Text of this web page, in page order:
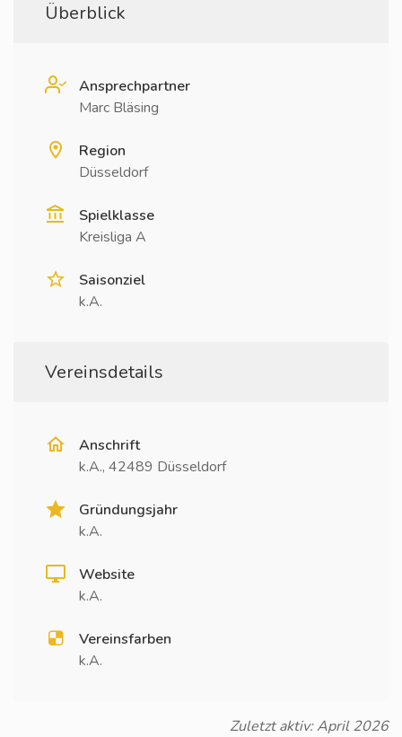
Überblick
Ansprechpartner
Marc Bläsing
Region
Düsseldorf
Spielklasse
Kreisliga A
Saisonziel
k.A.
Vereinsdetails
Anschrift
k.A., 42489 Düsseldorf
Gründungsjahr
k.A.
Website
k.A.
Vereinsfarben
k.A.
Zuletzt aktiv: April 2026